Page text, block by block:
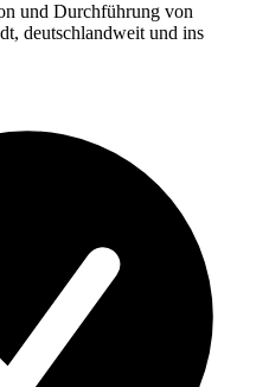
und Durchführung von
deutschlandweit und ins